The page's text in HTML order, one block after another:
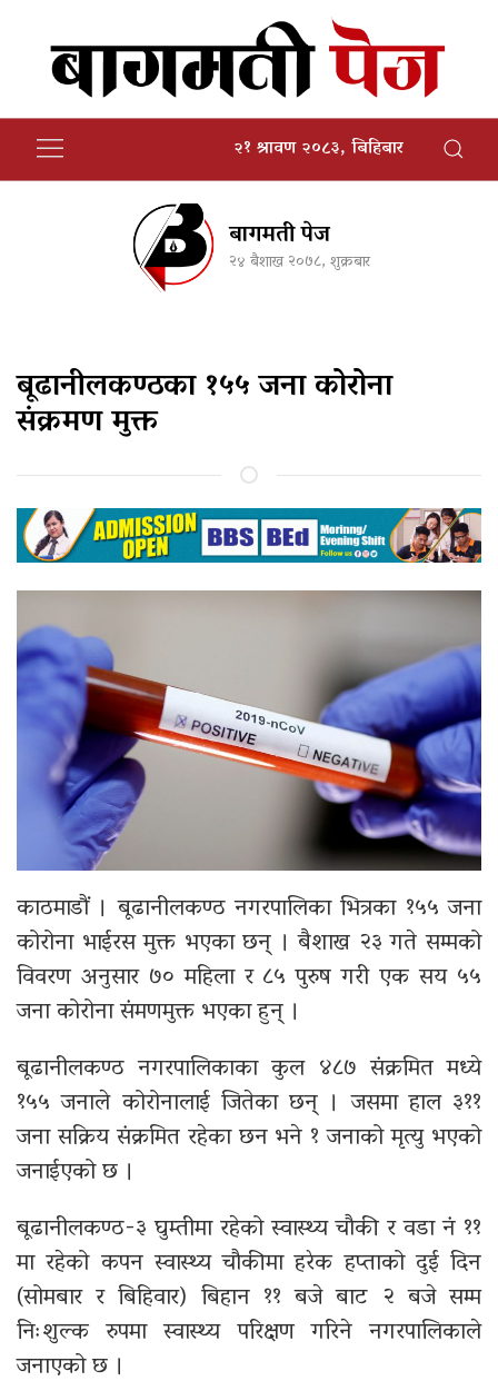
२१ श्रावण २०८३, बिहिबार
बागमती पेज
२४ बैशाख २०७८, शुक्रबार
बूढानीलकण्ठका १५५ जना कोरोना
संक्रमण मुक्त
काठमाडौं ।बूढानीलकण्ठ नगरपालिकाभित्रका १५५ जना
कोरोना भाईरस मुक्त भएका छन् । बैशाख २३ गते सम्मको
विवरण अनुसार ७० महिला र ८५ पुरुष गरी एक सय ५५
जना कोरोना संमणमुक्त भएका हुन् ।
बूढानीलकण्ठ नगरपालिकाका कुल ४८७ संक्रमित मध्ये
१५५ जनाले कोरोनालाई जितेका छन् । जसमा हाल ३११
जना सक्रिय संक्रमित रहेका छन भने १ जनाको मृत्यु भएको
जनाईएको छ ।
बूढानीलकण्ठ-३ घुम्तीमा रहेको स्वास्थ्य चौकी र वडा नं ११
मा रहेको कपन स्वास्थ्य चौकीमा हरेक हप्ताको दुई दिन
(सोमबार र बिहिवार) बिहान ११ बजे बाट २ बजे सम्म
निःशुल्क रुपमा स्वास्थ्य परिक्षण गरिने नगरपालिकाले
जनाएको छ ।